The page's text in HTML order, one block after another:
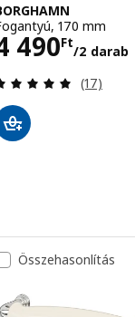
170 mm
490Ft
/2 darab
4490Ft/
(17)
Összehasonlítás